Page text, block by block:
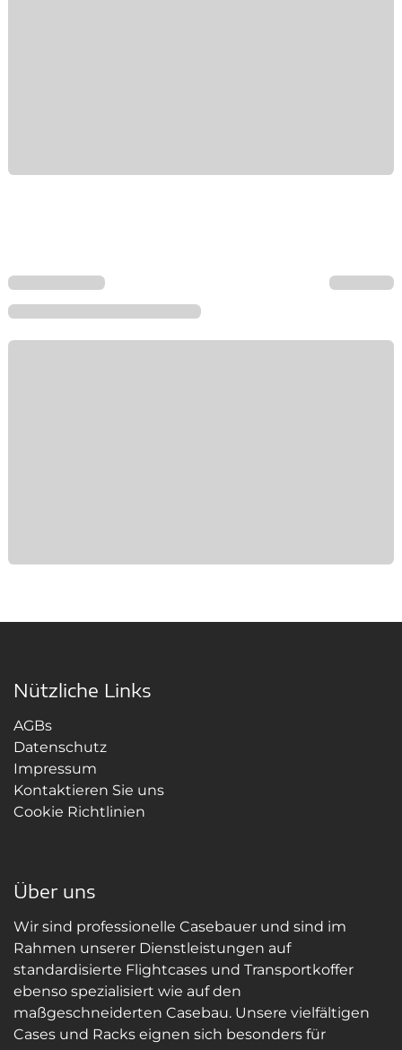
Nützliche Links
AGBs
Datenschutz
Impressum
Kontaktieren Sie uns
Cookie Richtlinien
Über uns
Wir sind professionelle Casebauer und sind im
Rahmen unserer Dienstleistungen auf
standardisierte Flightcases und Transportkoffer
ebenso spezialisiert wie auf den
maßgeschneiderten Casebau. Unsere vielfältigen
Cases und Racks eignen sich besonders für